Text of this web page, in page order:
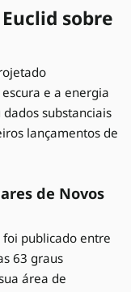
sobre
e a energia
substanciais
lançamentos de
de Novos
foi publicado entre
63 graus
área de